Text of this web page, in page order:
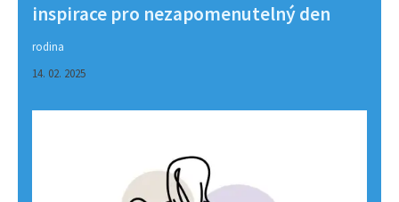
inspirace pro nezapomenutelný den
rodina
14. 02. 2025